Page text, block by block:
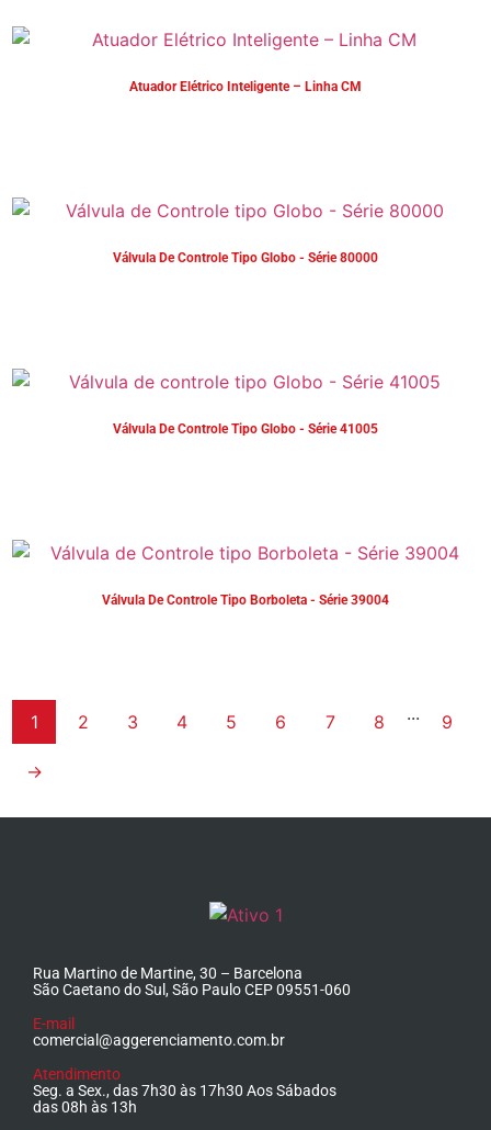
Atuador Elétrico Inteligente – Linha CM
Válvula De Controle Tipo Globo - Série 80000
Válvula De Controle Tipo Globo - Série 41005
Válvula De Controle Tipo Borboleta - Série 39004
1 2 3 4 5 6 7 8 ... 9
→
Rua Martino de Martine, 30 – Barcelona
São Caetano do Sul, São Paulo CEP 09551-060
E-mail
comercial@aggerenciamento.com.br
Atendimento
Seg. a Sex., das 7h30 às 17h30 Aos Sábados
das 08h às 13h